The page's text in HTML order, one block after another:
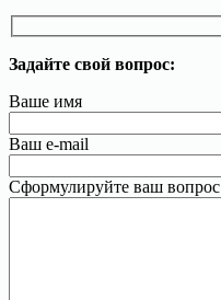
Задайте свой вопрос:
Ваше имя
Ваш e-mail
Сформулируйте ваш вопрос